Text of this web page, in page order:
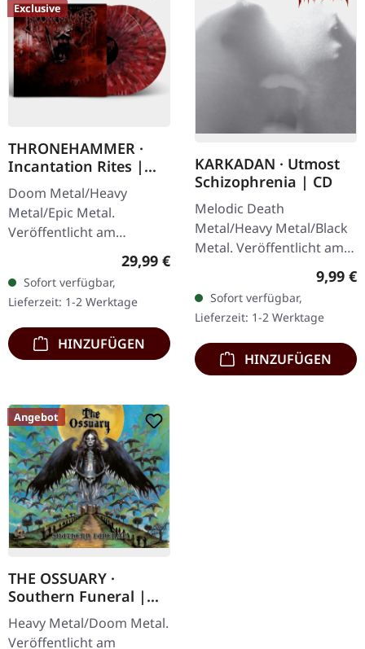
Exclusive
THRONEHAMMER ·
Incantation Rites |
SPLATTER 2LP
Doom Metal/Heavy
Metal/Epic Metal.
Veröffentlicht am
21.10.2022, auf Supreme
Chaos Records. SCR-
exklusives Transparent
Rot/Schwarz/Weiß…
Regulärer Preis:
29,99 €
Sofort verfügbar,
Lieferzeit: 1-2 Werktage
HINZUFÜGEN
KARKADAN · Utmost
Schizophrenia | CD
Melodic Death
Metal/Heavy Metal/Black
Metal. Veröffentlicht am
08.03.2004, auf Supreme
Chaos Records. CD im
Jewelcase mit 16-seitigem
Booklet.…
9,99 €
Sofort verfügbar,
Lieferzeit: 1-2 Werktage
HINZUFÜGEN
Angebot
THE OSSUARY ·
Southern Funeral |
DIGIPAK CD
Heavy Metal/Doom Metal.
Veröffentlicht am